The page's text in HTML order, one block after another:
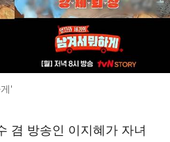
'
겸 방송인 이지혜가 자녀